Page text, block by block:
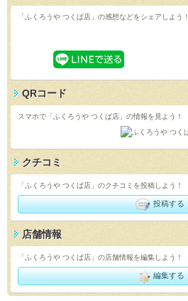
「ふくろうや つくば店」の感想などをシェアしよう！
QRコード
スマホで「ふくろうや つくば店」の情報を見よう！
クチコミ
「ふくろうや つくば店」のクチコミを投稿しよう！
投稿する
店舗情報
「ふくろうや つくば店」の店舗情報を編集しよう！
編集する